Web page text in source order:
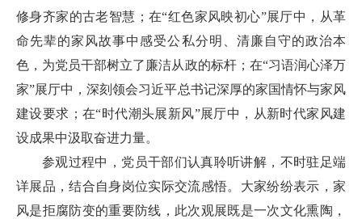
修身齐家的古老智慧；在“红色家风映初心”展厅中，从革
命先辈的家风故事中感受公私分明、清廉自守的政治本
色，为党员干部树立了廉洁从政的标杆；在“习语润心泽万
家”展厅中，深刻领会习近平总书记深厚的家国情怀与家风
建设要求；在“时代潮头展新风”展厅中，从新时代家风建
设成果中汲取奋进力量。
参观过程中，党员干部们认真聆听讲解，不时驻足端
详展品，结合自身岗位实际交流感悟。大家纷纷表示，家
风是拒腐防变的重要防线，此次观展既是一次文化熏陶，